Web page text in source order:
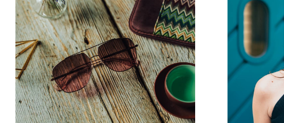
Altro
Sesso:
Donna
Categorie:
Occhiali da sole
Marca:
Marc Jacobs
Utilizzo:
Moda
Codice:
223/S 6OC/M2 54